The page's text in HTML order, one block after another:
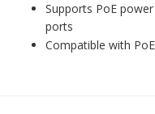
Supports PoE
ports
Compatible with